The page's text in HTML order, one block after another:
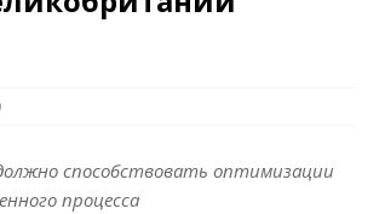
способствовать оптимизации
процесса